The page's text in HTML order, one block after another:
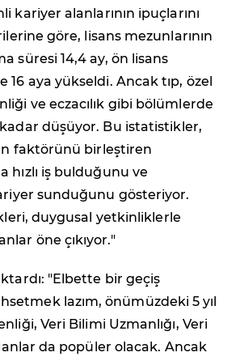
kariyer alanlarının ipuçlarını
göre, lisans mezunlarının
süresi 14,4 ay, ön lisans
16 aya yükseldi. Ancak tıp, özel
ve eczacılık gibi bölümlerde
düşüyor. Bu istatistikler,
faktörünü birleştiren
hızlı iş bulduğunu ve
sunduğunu gösteriyor.
duygusal yetkinliklerle
öne çıkıyor."
"Elbette bir geçiş
lazım, önümüzdeki 5 yıl
Veri Bilimi Uzmanlığı, Veri
da popüler olacak. Ancak